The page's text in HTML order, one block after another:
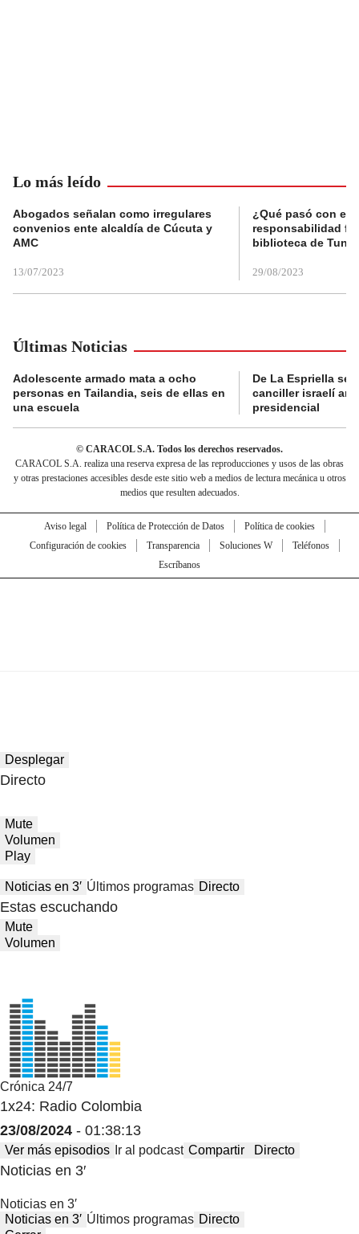
Lo más leído
Abogados señalan como irregulares
convenios ente alcaldía de Cúcuta y
AMC
13/07/2023
¿Qué pasó con el
responsabilidad
biblioteca de
29/08/2023
Últimas Noticias
Adolescente armado mata a ocho
personas en Tailandia, seis de ellas en
una escuela
De La Espriella se
canciller israelí
presidencial
© CARACOL S.A. Todos los derechos reservados.
CARACOL S.A. realiza una reserva expresa de las reproducciones y usos de las obras
y otras prestaciones accesibles desde este sitio web a medios de lectura mecánica u otros
medios que resulten adecuados.
Aviso legal Política de Protección de Datos
Política de cookies
Configuración de cookies
Transparencia Soluciones W
Teléfonos
Escríbanos
Desplegar
Directo
Mute
Volumen
Play
Noticias en 3′ Últimos programas Directo
Estas escuchando
Mute
Volumen
Crónica 24/7
1x24: Radio Colombia
23/08/2024 - 01:38:13
Ver más episodios Ir al podcast Compartir Directo
Noticias en 3′
Noticias en 3′
Noticias en 3′ Últimos programas Directo